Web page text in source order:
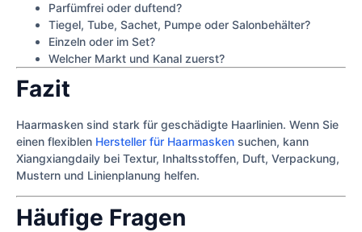
Parfümfrei oder duftend?
Tiegel, Tube, Sachet, Pumpe oder Salonbehälter?
Einzeln oder im Set?
Welcher Markt und Kanal zuerst?
Fazit
Haarmasken sind stark für geschädigte Haarlinien. Wenn Sie
einen flexiblen Hersteller für Haarmasken suchen, kann
Xiangxiangdaily bei Textur, Inhaltsstoffen, Duft, Verpackung,
Mustern und Linienplanung helfen.
Häufige Fragen